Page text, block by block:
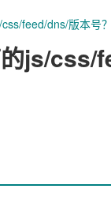
feed/dns/版本号？
js/css/